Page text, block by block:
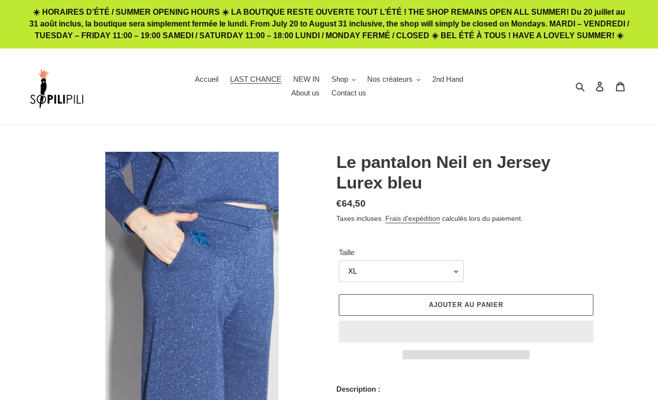
☀️ HORAIRES D’ÉTÉ / SUMMER OPENING HOURS ☀️ LA BOUTIQUE RESTE OUVERTE TOUT L’ÉTÉ ! THE SHOP REMAINS OPEN ALL SUMMER! Du 20 juillet au
31 août inclus, la boutique sera simplement fermée le lundi. From July 20 to August 31 inclusive, the shop will simply be closed on Mondays. MARDI – VENDREDI /
TUESDAY – FRIDAY 11:00 – 19:00 SAMEDI / SATURDAY 11:00 – 18:00 LUNDI / MONDAY FERMÉ / CLOSED ☀️ BEL ÉTÉ À TOUS ! HAVE A LOVELY SUMMER! ☀️
Accueil LAST CHANCE NEW IN Shop Nos créateurs
2nd Hand
About us
Contact us
RechercherSe connecter
Le pantalon Neil en Jersey
Lurex bleu
Prix
normal
€64,50
Taxes incluses. Frais d'expédition calculés lors du paiement.
Taille
AJOUTER AU PANIER
d'un
Description :